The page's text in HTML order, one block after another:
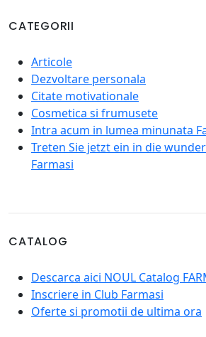
CATEGORII
Articole
Dezvoltare personala
Citate motivationale
Cosmetica si frumusete
Intra acum in lumea minunata
Treten Sie jetzt ein in die
Farmasi
CATALOG
Descarca aici NOUL Catalog
Inscriere in Club Farmasi
Oferte si promotii de ultima ora